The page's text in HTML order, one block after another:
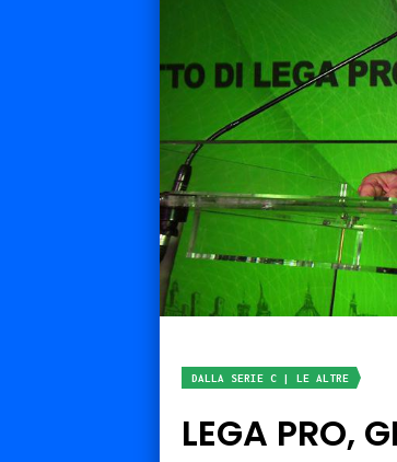
DALLA SERIE C | LE ALTRE
LEGA PRO,